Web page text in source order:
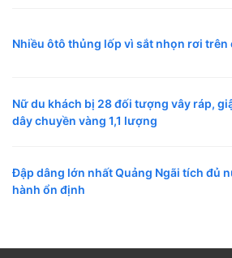
Nhiều ôtô thủng lốp vì sắt nhọn rơi trên
Nữ du khách bị 28 đối tượng vây ráp,
dây chuyền vàng 1,1 lượng
Đập dâng lớn nhất Quảng Ngãi tích đủ
hành ổn định